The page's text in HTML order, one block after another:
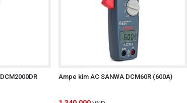
Hợp, Phường Từ Liêm, TP Hà Nội
Huyện Bình Chánh, Thành phố Hồ Chí Minh
Ampe kìm AC SANWA DCM60R (600A)